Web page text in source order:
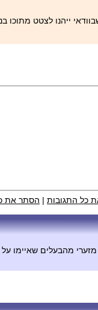
ייהנו לצטט
כל התגובות | הסתר את
מהבעלים שאיימו